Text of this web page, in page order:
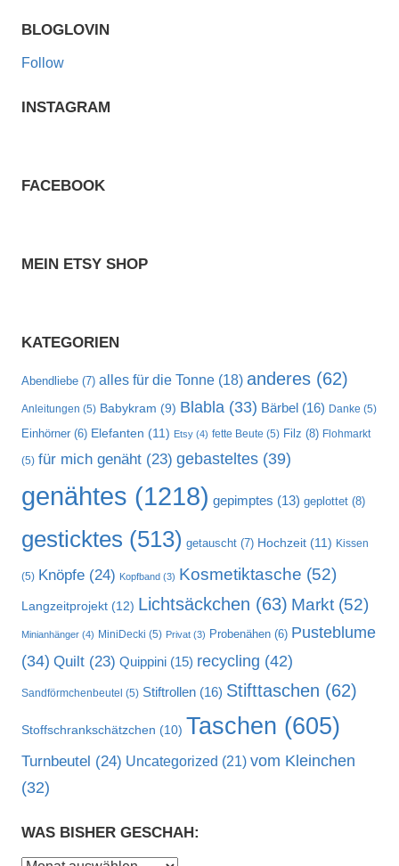
BLOGLOVIN
Follow
INSTAGRAM
FACEBOOK
MEIN ETSY SHOP
KATEGORIEN
Abendliebe (7) alles für die Tonne (18) anderes (62)
Anleitungen (5) Babykram (9) Blabla (33) Bärbel (16) Danke (5)
Einhörner (6) Elefanten (11) Etsy (4) fette Beute (5) Filz (8) Flohmarkt
(5) für mich genäht (23) gebasteltes (39)
genähtes (1218) gepimptes (13) geplottet (8)
gesticktes (513) getauscht (7) Hochzeit (11) Kissen
(5) Knöpfe (24) Kopfband (3) Kosmetiktasche (52)
Langzeitprojekt (12) Lichtsäckchen (63) Markt (52)
Minianhänger (4) MiniDecki (5) Privat (3) Probenähen (6) Pusteblume
(34) Quilt (23) Quippini (15) recycling (42)
Sandförmchenbeutel (5) Stiftrollen (16) Stifttaschen (62)
Stoffschrankschätzchen (10) Taschen (605)
Turnbeutel (24) Uncategorized (21) vom Kleinchen
(32)
WAS BISHER GESCHAH: